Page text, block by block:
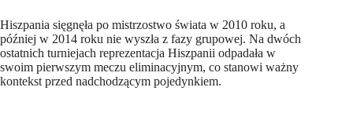
Hiszpania sięgnęła po mistrzostwo świata w 2010 roku, a
później w 2014 roku nie wyszła z fazy grupowej. Na dwóch
ostatnich turniejach reprezentacja Hiszpanii odpadała w
swoim pierwszym meczu eliminacyjnym, co stanowi ważny
kontekst przed nadchodzącym pojedynkiem.